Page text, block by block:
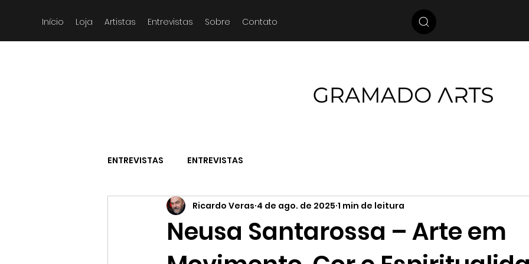
Início Loja Artistas Entrevistas Sobre Contato
ENTREVISTAS ENTREVISTAS
Neusa Santarossa – Arte em
Ricardo Veras 4 de ago. de 2025 1 min de leitura